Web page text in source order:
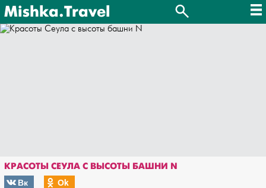
Mishka.Travel
КРАСОТЫ СЕУЛА С ВЫСОТЫ БАШНИ N
Вк
Оk